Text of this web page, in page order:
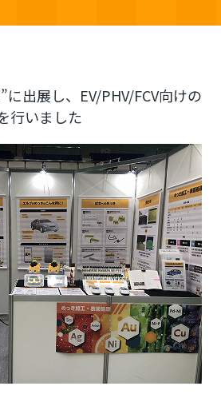
出展し、EV/PHV/FCV向けの
行いました